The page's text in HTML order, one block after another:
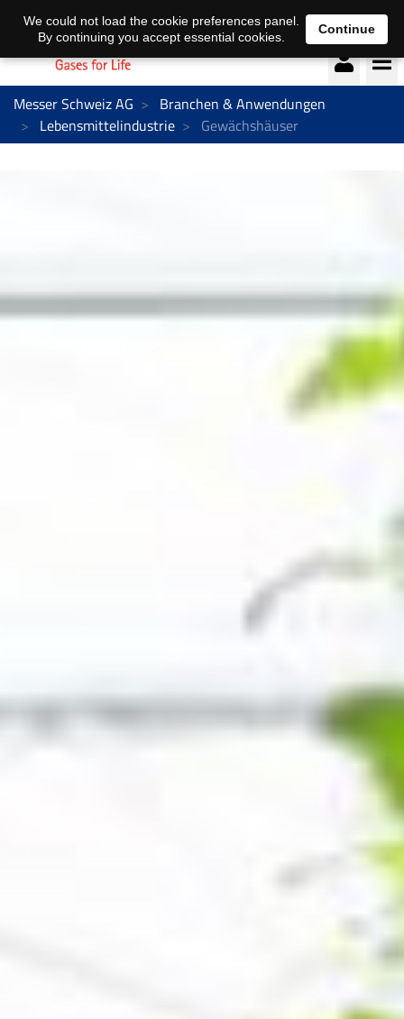
Deutsch français
Messer Schweiz AG
Branchen & Anwendungen
Lebensmittelindustrie
Gewächshäuser
We could not load the cookie preferences panel.
By continuing you accept essential cookies.
Continue